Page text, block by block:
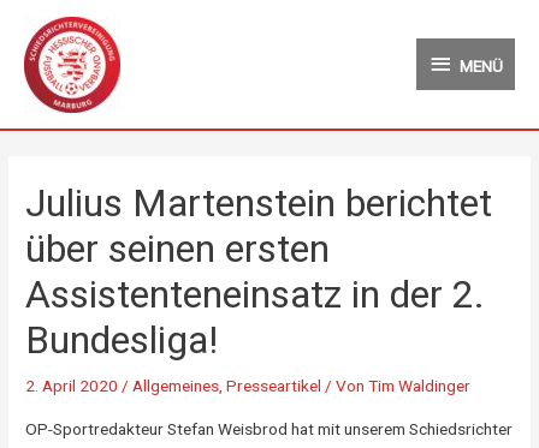
Inhalt
springen
MENÜ
Julius Martenstein berichtet
über seinen ersten
Assistenteneinsatz in der 2.
Bundesliga!
2. April 2020/Allgemeines,Presseartikel / VonTim Waldinger
OP-Sportredakteur Stefan Weisbrod hat mit unserem Schiedsrichter